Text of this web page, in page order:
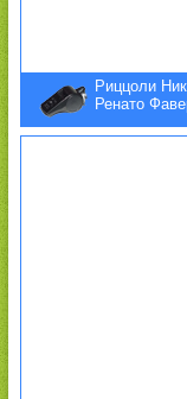
Риццоли
Ренато